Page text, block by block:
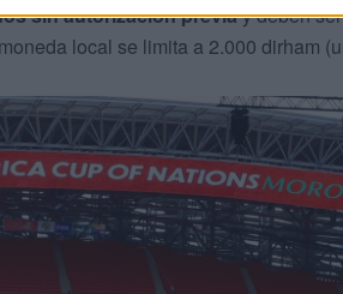
sin autorización previay deben
local se limita a 2.000 dirham